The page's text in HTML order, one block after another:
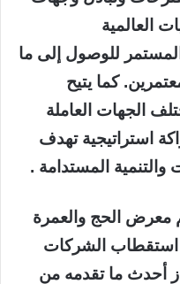
العالمية
للوصول إلى ما
كما يتيح
الجهات العاملة
استراتيجية تهدف
المستدامة .
معرض الحج والعمرة
استقطاب الشركات
أحدث ما تقدمه من